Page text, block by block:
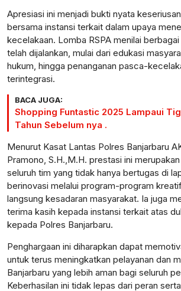
Apresiasi ini menjadi bukti nyata
bersama instansi terkait dalam upaya
kecelakaan. Lomba RSPA menilai
telah dijalankan, mulai dari edukasi
hukum, hingga penanganan pasca-
terintegrasi.
BACA JUGA:
Shopping Funtastic 2025 Lampaui
Tahun Sebelum nya .
Menurut Kasat Lantas Polres Banjarbaru
Pramono, S.H.,M.H. prestasi ini
seluruh tim yang tidak hanya bertugas di
berinovasi melalui program-program
langsung kesadaran masyarakat. Ia juga
terima kasih kepada instansi terkait atas
kepada Polres Banjarbaru.
Penghargaan ini diharapkan dapat
untuk terus meningkatkan pelayanan dan
Banjarbaru yang lebih aman bagi seluruh
Keberhasilan ini tidak lepas dari peran